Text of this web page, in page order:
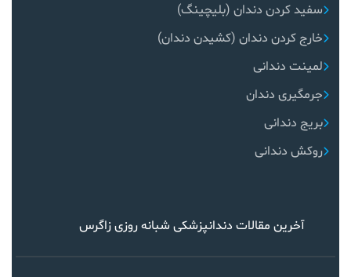
سفید کردن دندان (بلیچینگ)
خارج کردن دندان (کشیدن دندان)
لمینت دندانی
جرمگیری دندان
بریج دندانی
روکش دندانی
آخرین مقالات دندانپزشکی شبانه روزی زاگرس